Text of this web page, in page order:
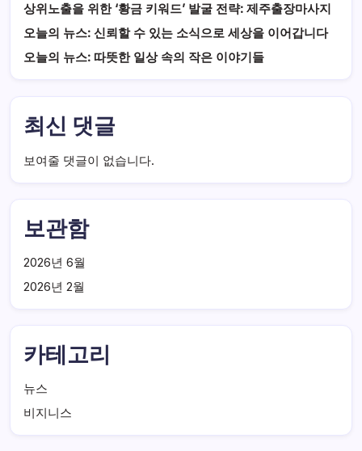
상위노출을 위한 ‘황금 키워드’ 발굴 전략: 제주출장마사지
오늘의 뉴스: 신뢰할 수 있는 소식으로 세상을 이어갑니다
오늘의 뉴스: 따뜻한 일상 속의 작은 이야기들
최신 댓글
보여줄 댓글이 없습니다.
보관함
2026년 6월
2026년 2월
카테고리
뉴스
비지니스